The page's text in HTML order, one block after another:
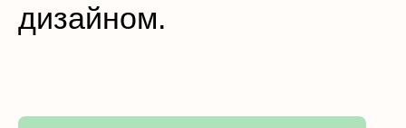
дизайном.